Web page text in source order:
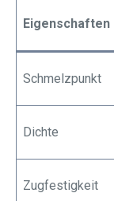
Eigenschaften
Schmelzpunkt
Dichte
Zugfestigkeit